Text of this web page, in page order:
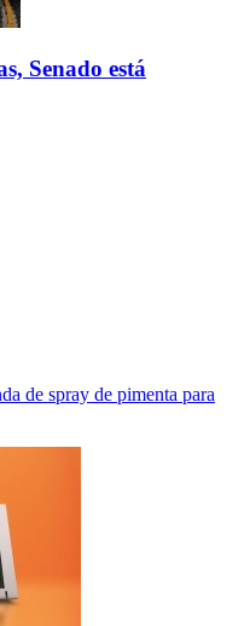
Senado está
de spray de pimenta para